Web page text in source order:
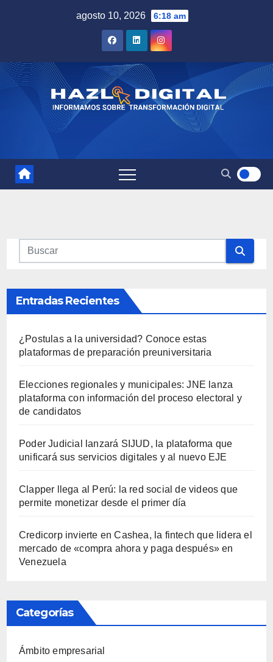
agosto 10, 2026 6:18 am
Entradas Recientes
¿Postulas a la universidad? Conoce estas
plataformas de preparación preuniversitaria
Elecciones regionales y municipales: JNE lanza
plataforma con información del proceso electoral y
de candidatos
Poder Judicial lanzará SIJUD, la plataforma que
unificará sus servicios digitales y al nuevo EJE
Clapper llega al Perú: la red social de videos que
permite monetizar desde el primer día
Credicorp invierte en Cashea, la fintech que lidera el
mercado de «compra ahora y paga después» en
Venezuela
Categorías
Ámbito empresarial